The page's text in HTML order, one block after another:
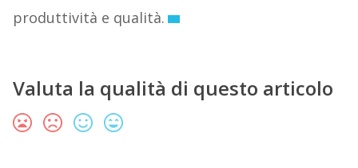
produttività e qualità.
Valuta la qualità di questo articolo